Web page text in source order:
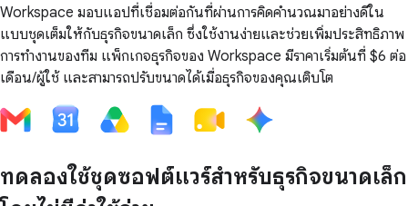
Workspace มอบแอปที่เชื่อมต่อกันที่ผ่านการคิดคำนวณมาอย่างดีใน
แบบชุดเต็มให้กับธุรกิจขนาดเล็ก ซึ่งใช้งานง่ายและช่วยเพิ่มประสิทธิภาพ
การทำงานของทีม แพ็กเกจธุรกิจของ Workspace มีราคาเริ่มต้นที่ $6 ต่อ
เดือน/ผู้ใช้ และสามารถปรับขนาดได้เมื่อธุรกิจของคุณเติบโต
ทดลองใช้ชุดซอฟต์แวร์สำหรับธุรกิจขนาดเล็ก